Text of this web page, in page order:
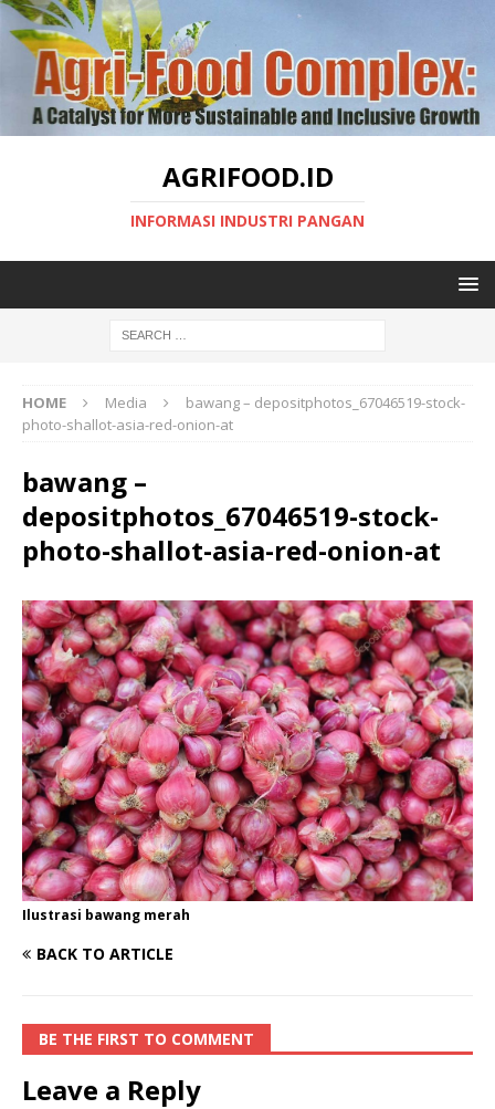
AGRIFOOD.ID
INFORMASI INDUSTRI PANGAN
HOME Media
bawang – depositphotos_67046519-stock-
photo-shallot-asia-red-onion-at
bawang –
depositphotos_67046519-stock-
photo-shallot-asia-red-onion-at
Ilustrasi bawang merah
BACK TO ARTICLE
BE THE FIRST TO COMMENT
Leave a Reply